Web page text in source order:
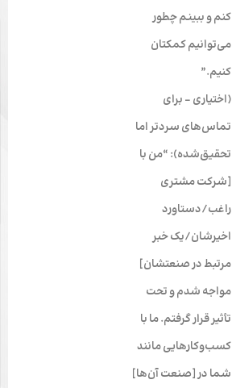
کنم و ببینم چطور
می‌توانیم کمکتان
کنیم.”
(اختیاری – برای
تماس‌های سردتر اما
تحقیق‌شده): “من با
[شرکت مشتری
راغب/دستاورد
اخیرشان/یک خبر
مرتبط در صنعتشان]
مواجه شدم و تحت
تأثیر قرار گرفتم. ما با
کسب‌وکارهایی مانند
شما در [صنعت آن‌ها]